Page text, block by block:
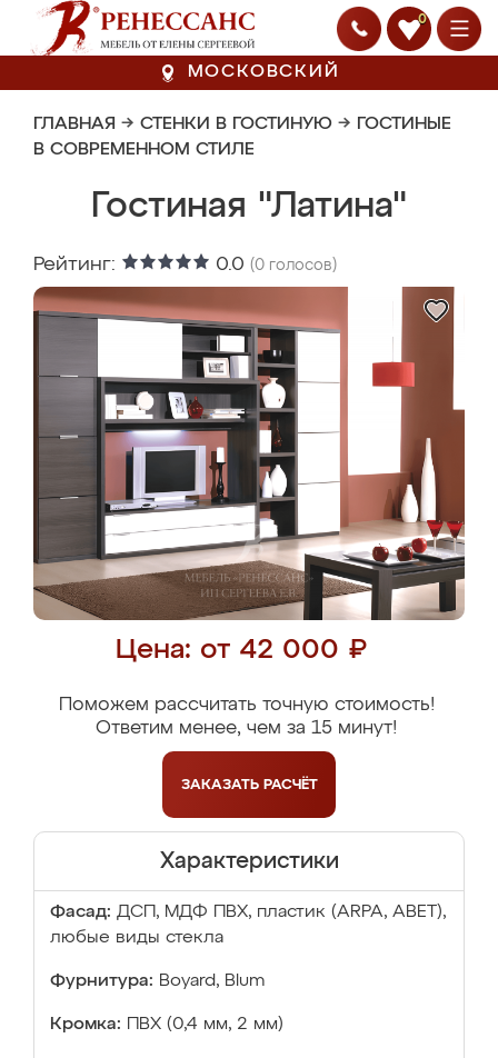
0
МОСКОВСКИЙ
ГЛАВНАЯ → СТЕНКИ В ГОСТИНУЮ → ГОСТИНЫЕ
В СОВРЕМЕННОМ СТИЛЕ
Гостиная "Латина"
Рейтинг: 0.0 (0 голосов)
Цена: от 42 000 ₽
Поможем рассчитать точную стоимость!
Ответим менее, чем за 15 минут!
ЗАКАЗАТЬ РАСЧЁТ
Характеристики
Фасад: ДСП, МДФ ПВХ, пластик (ARPA, ABET),
любые виды стекла
Фурнитура: Boyard, Blum
Кромка: ПВХ (0,4 мм, 2 мм)